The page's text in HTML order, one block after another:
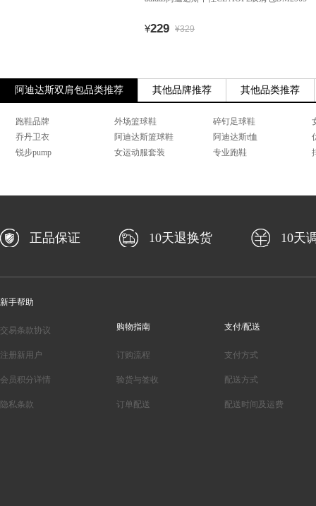
¥229 ¥329
阿迪达斯双肩包品类推荐 其他品牌推荐 其他品类推荐
跑鞋品牌 外场篮球鞋 碎钉足球鞋
乔丹卫衣
阿迪达斯篮球鞋 阿迪达斯t恤
锐步pump
女运动服套装 专业跑鞋
正品保证 10天退换货 10天
新手帮助
交易条款协议
注册新用户
会员积分详情
隐私条款
购物指南
订购流程
验货与签收
订单配送
支付/配送
支付方式
配送方式
配送时间及运费